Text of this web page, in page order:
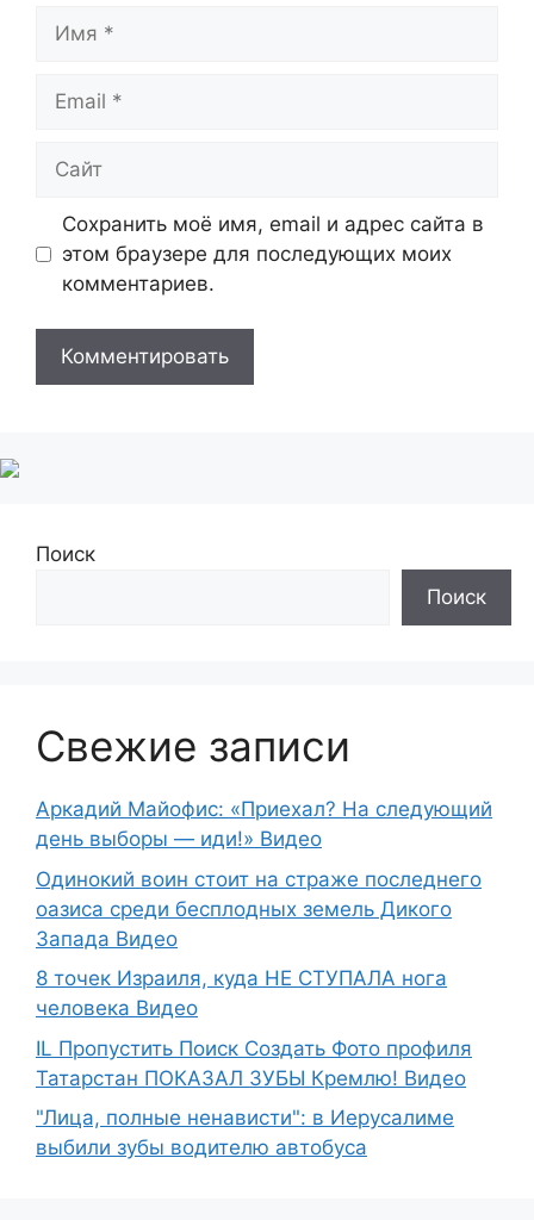
Сохранить моё имя, email и адрес сайта в
этом браузере для последующих моих
комментариев.
Поиск
Поиск
Свежие записи
Аркадий Майофис: «Приехал? На следующий
день выборы — иди!» Видео
Одинокий воин стоит на страже последнего
оазиса среди бесплодных земель Дикого
Запада Видео
8 точек Израиля, куда НЕ СТУПАЛА нога
человека Видео
IL Пропустить Поиск Создать Фото профиля
Татарстан ПОКАЗАЛ ЗУБЫ Кремлю! Видео
"Лица, полные ненависти": в Иерусалиме
выбили зубы водителю автобуса